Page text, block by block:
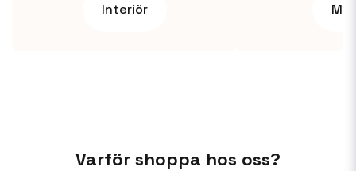
Interiör
Varför shoppa hos oss?